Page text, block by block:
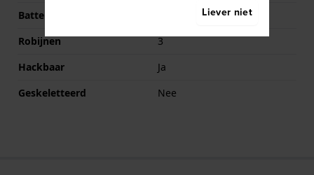
Batterijduur
68 Maanden
Robijnen
3
Hackbaar
Ja
Geskeletteerd
Nee
Liever niet